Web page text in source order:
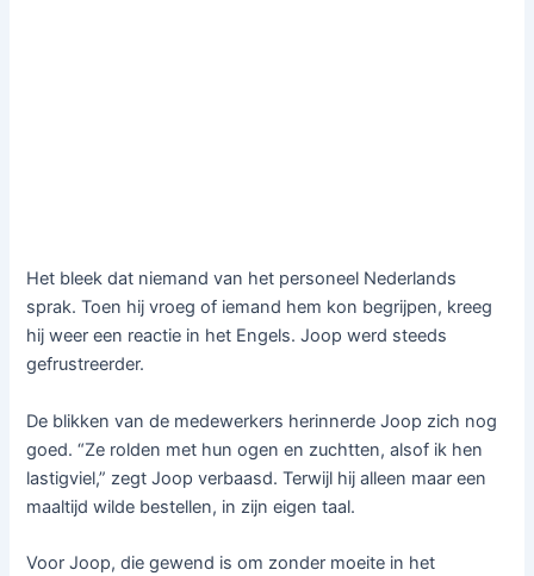
Het bleek dat niemand van het personeel Nederlands
sprak. Toen hij vroeg of iemand hem kon begrijpen, kreeg
hij weer een reactie in het Engels. Joop werd steeds
gefrustreerder.
De blikken van de medewerkers herinnerde Joop zich nog
goed. “Ze rolden met hun ogen en zuchtten, alsof ik hen
lastigviel,” zegt Joop verbaasd. Terwijl hij alleen maar een
maaltijd wilde bestellen, in zijn eigen taal.
Voor Joop, die gewend is om zonder moeite in het